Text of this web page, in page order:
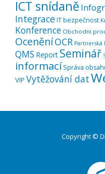
ICT snídaně
IntegraceIT bezpečnost
Konference Obchodní
OceněníOCR
QMS Report Seminář
informací Správa
VIP Vytěžování dat
Copyright ©